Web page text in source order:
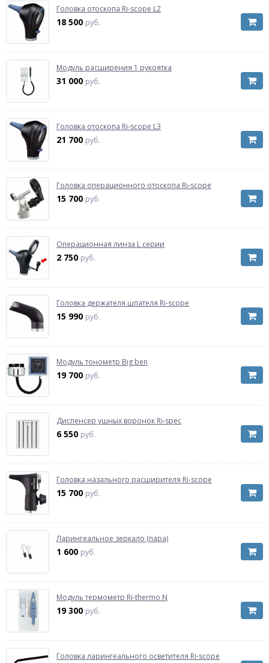
Головка отоскопа Ri-scope L2
18 500 руб.
Модуль расширения 1 рукоятка
31 000 руб.
Головка отоскопа Ri-scope L3
21 700 руб.
Головка операционного отоскопа Ri-scope
15 700 руб.
Операционная линза L серии
2 750 руб.
Головка держателя шпателя Ri-scope
15 990 руб.
Модуль тонометр Big ben
19 700 руб.
Диспенсер ушных воронок Ri-spec
6 550 руб.
Головка назального расширителя Ri-scope
15 700 руб.
Ларингеальное зеркало (пара)
1 600 руб.
Модуль термометр Ri-thermo N
19 300 руб.
Головка ларингеального осветителя Ri-scope